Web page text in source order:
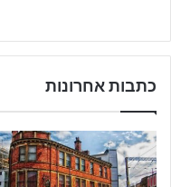
כתבות אחרונות